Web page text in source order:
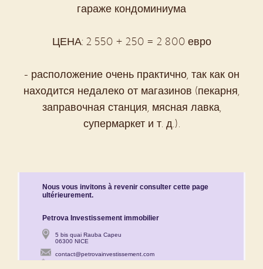
гараже кондоминиума
ЦЕНА: 2 550 + 250 = 2 800 евро
- расположение очень практично, так как он
находится недалеко от магазинов (пекарня,
заправочная станция, мясная лавка,
супермаркет и т. д.).